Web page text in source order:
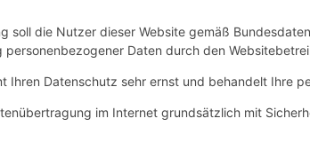
soll die Nutzer dieser Website gemäß
personenbezogener Daten durch den
Ihren Datenschutz sehr ernst und behandelt Ihre
im Internet grundsätzlich mit